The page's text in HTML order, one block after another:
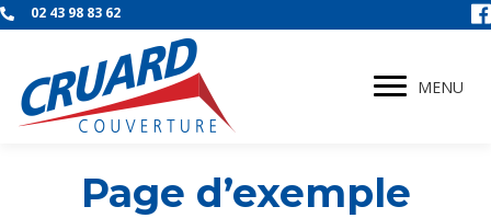
02 43 98 83 62
MENU
Page d’exemple